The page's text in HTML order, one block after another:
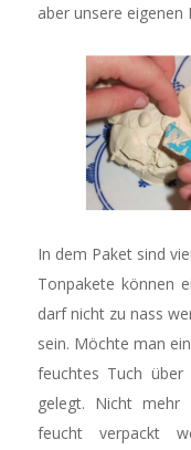
aber unsere eigenen
In dem Paket sind
Tonpakete können
darf nicht zu nass
sein. Möchte man
feuchtes Tuch
gelegt. Nicht
feucht verpackt